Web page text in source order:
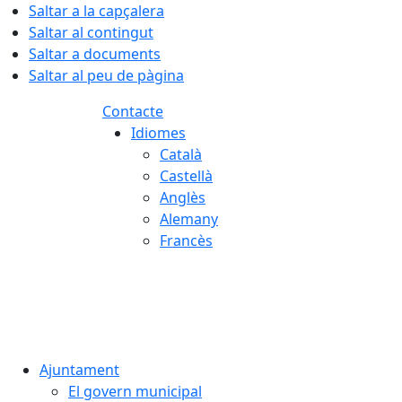
Saltar a la capçalera
Saltar al contingut
Saltar a documents
Saltar al peu de pàgina
Contacte
Idiomes
Català
Castellà
Anglès
Alemany
Francès
Ajuntament
El govern municipal